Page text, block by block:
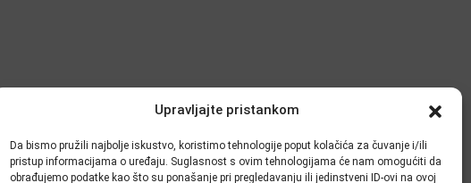
Upravljajte pristankom
Da bismo pružili najbolje iskustvo, koristimo tehnologije poput kolačića za čuvanje i/ili
pristup informacijama o uređaju. Suglasnost s ovim tehnologijama će nam omogućiti da
obrađujemo podatke kao što su ponašanje pri pregledavanju ili jedinstveni ID-ovi na ovoj